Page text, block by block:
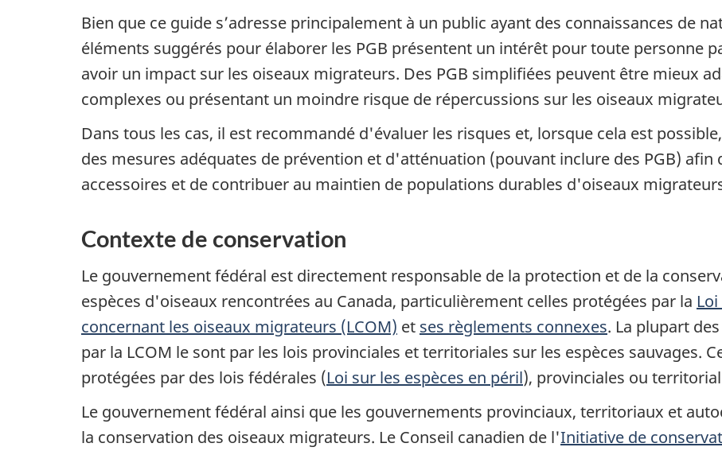
Bien que ce guide s’adresse principalement à un public ayant des connaissances de
éléments suggérés pour élaborer les PGB présentent un intérêt pour toute personne
avoir un impact sur les oiseaux migrateurs. Des PGB simplifiées peuvent être mieux
complexes ou présentant un moindre risque de répercussions sur les oiseaux
Dans tous les cas, il est recommandé d'évaluer les risques et, lorsque cela est
des mesures adéquates de prévention et d'atténuation (pouvant inclure des PGB)
accessoires et de contribuer au maintien de populations durables d'oiseaux
Contexte de conservation
Le gouvernement fédéral est directement responsable de la protection et de la
espèces d'oiseaux rencontrées au Canada, particulièrement celles protégées par la
concernant les oiseaux migrateurs (LCOM) et ses règlements connexes. La plupart
par la LCOM le sont par les lois provinciales et territoriales sur les espèces sauvages.
protégées par des lois fédérales (Loi sur les espèces en péril), provinciales ou
Le gouvernement fédéral ainsi que les gouvernements provinciaux, territoriaux et
la conservation des oiseaux migrateurs. Le Conseil canadien de l'Initiative de